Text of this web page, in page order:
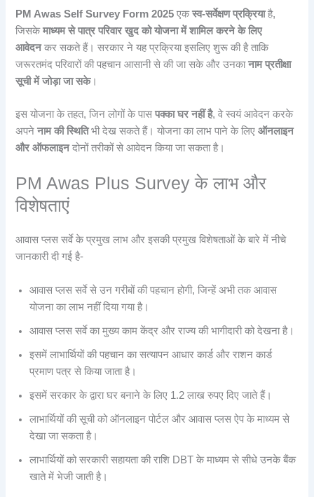
PM Awas Self Survey Form 2025 एकस्व-सर्वेक्षण प्रक्रियाहै,
जिसकेमाध्यम से पात्र परिवार खुद को योजना में शामिल करने के लिए
आवेदनकर सकते हैं। सरकार ने यह प्रक्रिया इसलिए शुरू की है ताकि
जरूरतमंद परिवारों की पहचान आसानी से की जा सके और उनकानाम प्रतीक्षा
सूची में जोड़ा जा सके।
इस योजना के तहत, जिन लोगों के पासपक्का घर नहीं है, वे स्वयं आवेदन करके
अपनेनाम की स्थितिभी देख सकते हैं। योजना का लाभ पाने के लिएऑनलाइन
और ऑफलाइनदोनों तरीकों से आवेदन किया जा सकता है।
PM Awas Plus Survey के लाभ और
विशेषताएं
आवास प्लस सर्वे के प्रमुख लाभ और इसकी प्रमुख विशेषताओं के बारे में नीचे
जानकारी दी गई है-
आवास प्लस सर्वे से उन गरीबों की पहचान होगी, जिन्हें अभी तक आवास
योजना का लाभ नहीं दिया गया है।
आवास प्लस सर्वे का मुख्य काम केंद्र और राज्य की भागीदारी को देखना है।
इसमें लाभार्थियों की पहचान का सत्यापन आधार कार्ड और राशन कार्ड
प्रमाण पत्र से किया जाता है।
इसमें सरकार के द्वारा घर बनाने के लिए 1.2 लाख रुपए दिए जाते हैं।
लाभार्थियों की सूची को ऑनलाइन पोर्टल और आवास प्लस ऐप के माध्यम से
देखा जा सकता है।
लाभार्थियों को सरकारी सहायता की राशि DBT के माध्यम से सीधे उनके बैंक
खाते में भेजी जाती है।